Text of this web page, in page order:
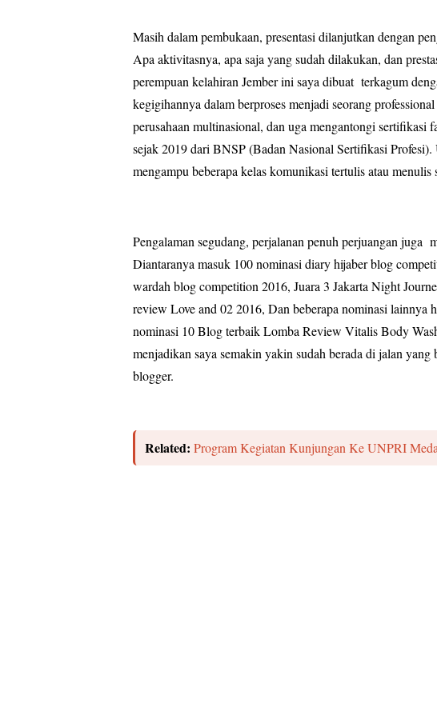
Masih dalam pembukaan, presentasi dilanjutkan dengan
Apa aktivitasnya, apa saja yang sudah dilakukan, dan
perempuan kelahiran Jember ini saya dibuat terkagum
kegigihannya dalam berproses menjadi seorang
perusahaan multinasional, dan uga mengantongi
sejak 2019 dari BNSP (Badan Nasional Sertifikasi
mengampu beberapa kelas komunikasi tertulis atau menulis
Pengalaman segudang, perjalanan penuh perjuangan juga
Diantaranya masuk 100 nominasi diary hijaber blog
wardah blog competition 2016, Juara 3 Jakarta Night
review Love and 02 2016, Dan beberapa nominasi lainnya
nominasi 10 Blog terbaik Lomba Review Vitalis Body
menjadikan saya semakin yakin sudah berada di jalan
blogger.
Related: Program Kegiatan Kunjungan Ke UNPRI